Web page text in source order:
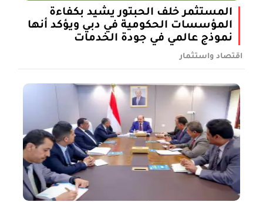
المستثمر خلف الحبتور يشيد بكفاءة
المؤسسات الحكومية في دبي ويؤكد أنها
نموذج عالمي في جودة الخدمات
اقتصاد واستثمار